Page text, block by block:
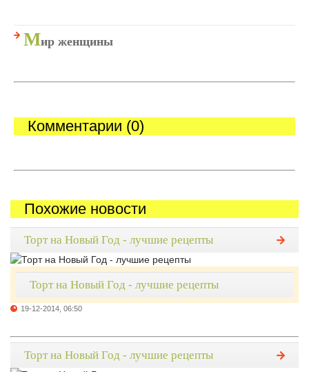
Мир женщины
Комментарии (0)
Похожие новости
Торт на Новый Год - лучшие рецепты
Торт на Новый Год - лучшие рецепты
19-12-2014, 06:50
Торт на Новый Год - лучшие рецепты